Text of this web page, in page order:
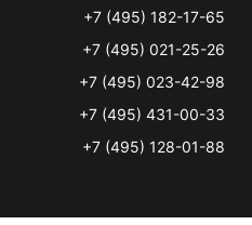
+7 (495) 182-17-65
+7 (495) 021-25-26
+7 (495) 023-42-98
+7 (495) 431-00-33
+7 (495) 128-01-88